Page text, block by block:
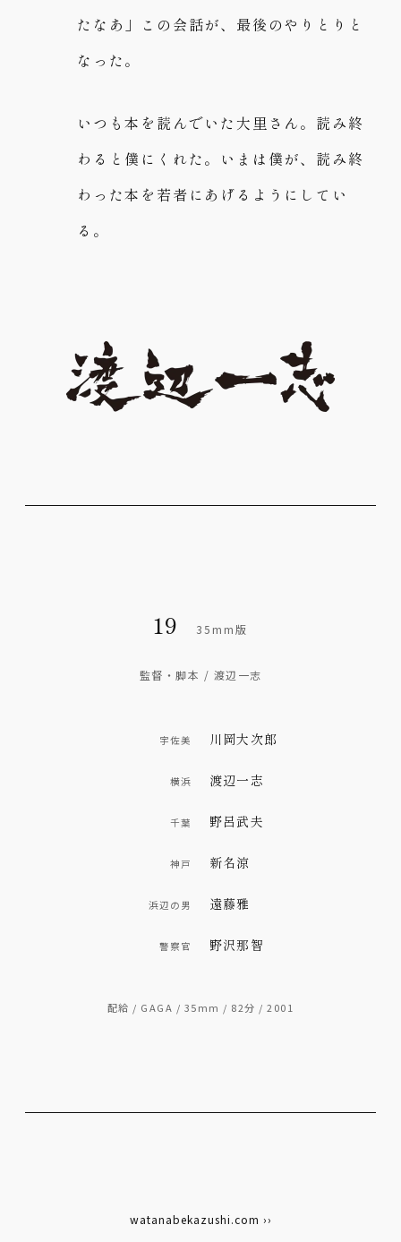
たなあ」この会話が、最後のやりとりと
なった。
いつも本を読んでいた大里さん。読み終
わると僕にくれた。いまは僕が、読み終
わった本を若者にあげるようにしてい
る。
19 35mm版
監督・脚本 / 渡辺一志
宇佐美 川岡大次郎
横浜 渡辺一志
千葉 野呂武夫
神戸 新名涼
浜辺の男 遠藤雅
警察官 野沢那智
配給 / GAGA / 35mm / 82分 / 2001
watanabekazushi.com ››